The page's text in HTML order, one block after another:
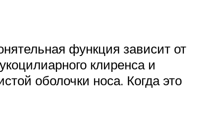
функция зависит от
клиренса и
оболочки носа. Когда это